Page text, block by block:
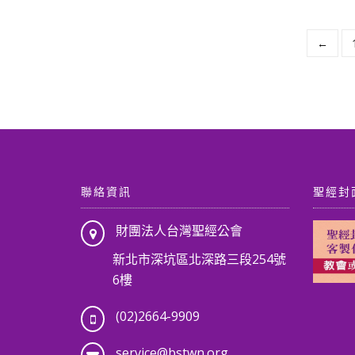
←
聯絡資訊
財團法人台灣聖經公會
新北市深坑區北深路三段254號
6樓
(02)2664-9909
聖經封